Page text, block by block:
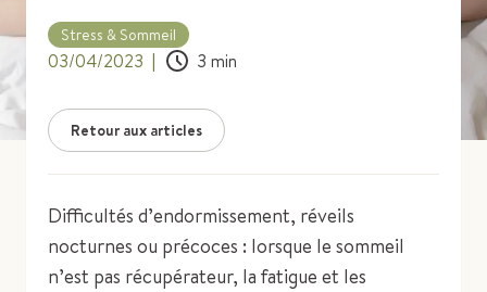
Stress & Sommeil
03/04/2023 | 3 min
Retour aux articles
Difficultés d’endormissement, réveils
nocturnes ou précoces : lorsque le sommeil
n’est pas récupérateur, la fatigue et les